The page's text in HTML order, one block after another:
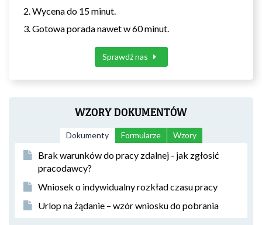
Wycena do 15 minut.
Gotowa porada nawet w 60 minut.
Sprawdź nas
WZORY DOKUMENTÓW
Dokumenty Formularze Wzory
Brak warunków do pracy zdalnej - jak zgłosić
pracodawcy?
Wniosek o indywidualny rozkład czasu pracy
Urlop na żądanie – wzór wniosku do pobrania